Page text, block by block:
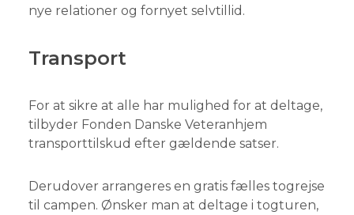
nye relationer og fornyet selvtillid.
Transport
For at sikre at alle har mulighed for at deltage,
tilbyder Fonden Danske Veteranhjem
transporttilskud efter gældende satser.
Derudover arrangeres en gratis fælles togrejse
til campen. Ønsker man at deltage i togturen,